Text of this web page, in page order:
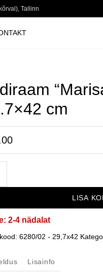
Tallinn
cm
LISA
2-4 nädalat
6280/02 - 29,7x42
Lisainfo